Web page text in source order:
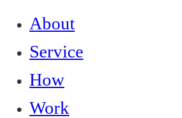
About
Service
How
Work